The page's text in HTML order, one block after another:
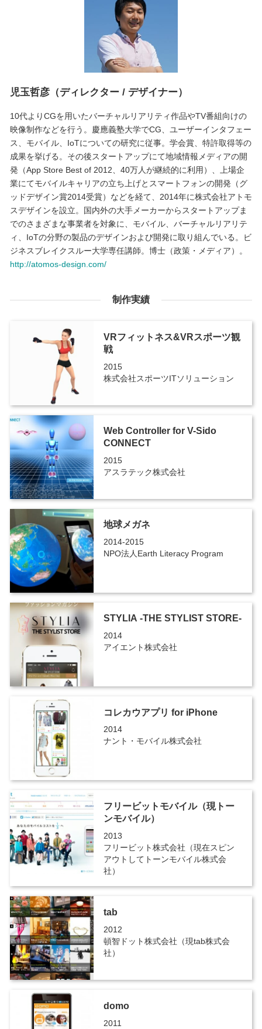
児玉哲彦（ディレクター / デザイナー）
10代よりCGを用いたバーチャルリアリティ作品やTV番組向けの
映像制作などを行う。慶應義塾大学でCG、ユーザーインタフェー
ス、モバイル、IoTについての研究に従事。学会賞、特許取得等の
成果を挙げる。その後スタートアップにて地域情報メディアの開
発（App Store Best of 2012、40万人が継続的に利用）、上場企
業にてモバイルキャリアの立ち上げとスマートフォンの開発（グ
ッドデザイン賞2014受賞）などを経て、2014年に株式会社アトモ
スデザインを設立。国内外の大手メーカーからスタートアップま
でのさまざまな事業者を対象に、モバイル、バーチャルリアリテ
ィ、IoTの分野の製品のデザインおよび開発に取り組んでいる。ビ
ジネスブレイクスルー大学専任講師。博士（政策・メディア）。
http://atomos-design.com/
制作実績
VRフィットネス&VRスポーツ観
戦
2015
株式会社スポーツITソリューション
Web Controller for V-Sido
CONNECT
2015
アスラテック株式会社
地球メガネ
2014-2015
NPO法人Earth Literacy Program
STYLIA -THE STYLIST STORE-
2014
アイエント株式会社
コレカウアプリ for iPhone
2014
ナント・モバイル株式会社
フリービットモバイル（現トー
ンモバイル）
2013
フリービット株式会社（現在スピン
アウトしてトーンモバイル株式会
社）
tab
2012
頓智ドット株式会社（現tab株式会
社）
domo
2011